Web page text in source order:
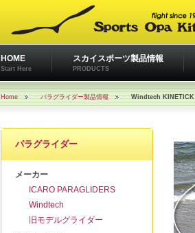
HOME
Start Here
スカイスポーツ製品情報
PRODUCTS
Home パラグライダー製品情報 Windtech
パラグライダー
メーカー
ICARO PARAGLIDERS
Windtech
旧モデルグライダー